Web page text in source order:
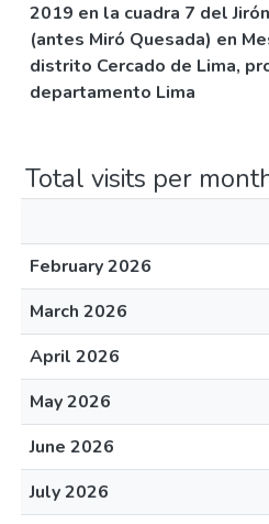
2019 en la cuadra 7 del
(antes Miró Quesada) en
distrito Cercado de Lima,
departamento Lima
Total visits per
February 2026
March 2026
April 2026
May 2026
June 2026
July 2026